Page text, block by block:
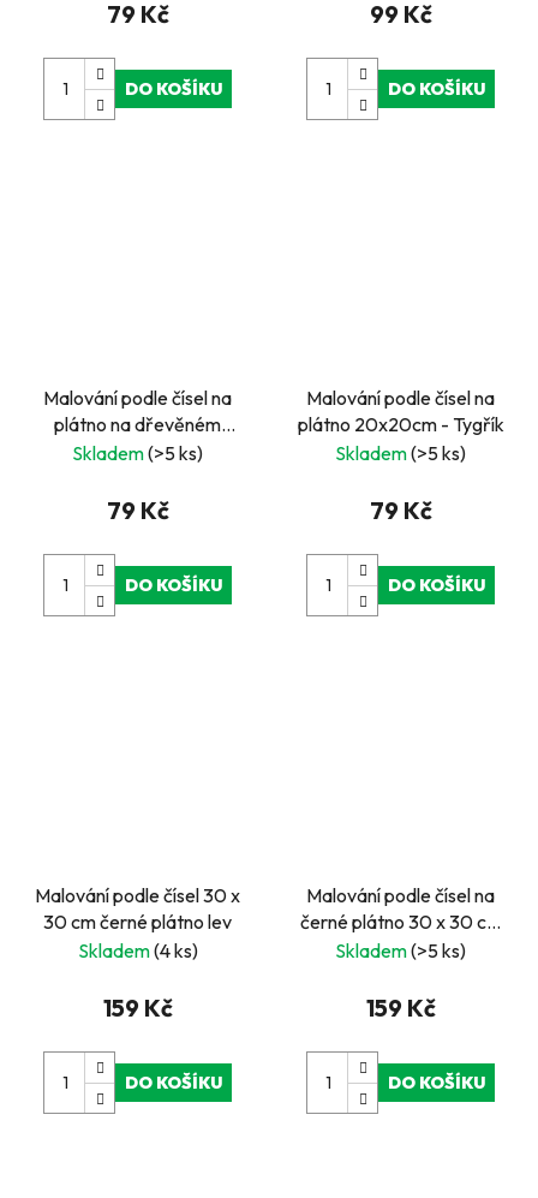
79 Kč
DO KOŠÍKU
99 Kč
DO KOŠÍKU
Malování podle čísel na
plátno na dřevěném
rámu 20x20cm -Mořská
Skladem(>5 ks)
79 Kč
DO KOŠÍKU
Malování podle čísel na
plátno 20x20cm - Tygřík
Skladem(>5 ks)
79 Kč
DO KOŠÍKU
Malování podle čísel 30 x
30 cm černé plátno lev
Skladem(4 ks)
159 Kč
DO KOŠÍKU
Malování podle čísel na
černé plátno 30 x 30 cm
- pes
Skladem(>5 ks)
159 Kč
DO KOŠÍKU